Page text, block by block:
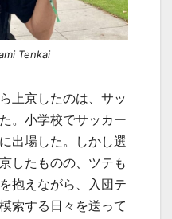
Tenkai
上京したのは、サッ
。小学校でサッカー
出場した。しかし選
したものの、ツテも
抱えながら、入団テ
索する日々を送って